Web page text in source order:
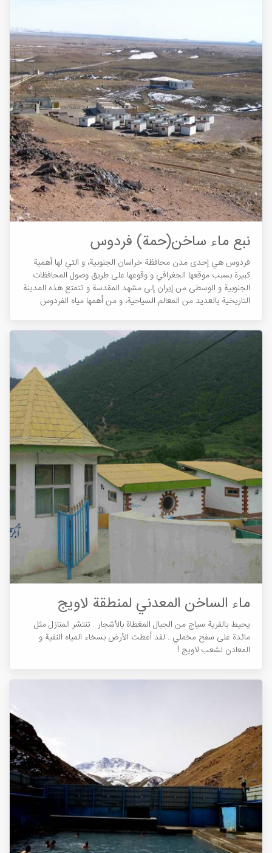
نبع ماء ساخن(حمة) فردوس
فردوس هي إحدى مدن محافظة خراسان الجنوبية، و التي لها أهمية
كبيرة بسبب موقعها الجغرافي و وقوعها على طريق وصول المحافظات
الجنوبية و الوسطى من إيران إلى مشهد المقدسة و تتمتع هذه المدينة
التاريخية بالعديد من المعالم السياحية، و من أهمها مياه الفردوس
ماء الساخن المعدني لمنطقة لاویج
يحيط بالقرية سياج من الجبال المغطاة بالأشجار . تنتشر المنازل مثل
مائدة على سفح مخملي . لقد أعطت الأرض بسخاء المياه النقية و
المعادن لشعب لاويج !